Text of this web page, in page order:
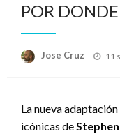
POR
Jose Cruz 11
La nueva adaptación
icónicas de